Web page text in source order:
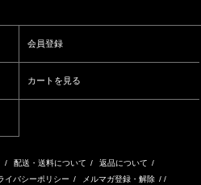
会員登録
カートを見る
/ 配送・送料について / 返品について /
イバシーポリシー / メルマガ登録・解除 / /